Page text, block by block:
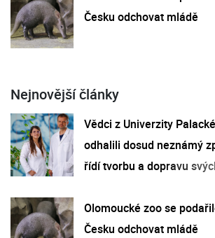
Česku odchovat mládě
Nejnovější články
Vědci z Univerzity
odhalili dosud neznámý
řídí tvorbu a dopravu
Olomoucké zoo se
Česku odchovat mládě